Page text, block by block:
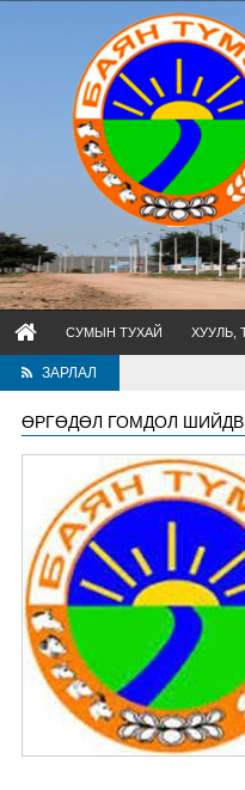
СУМЫН ТУХАЙ ХУУЛЬ,
ЗАРЛАЛ
ӨРГӨДӨЛ ГОМДОЛ